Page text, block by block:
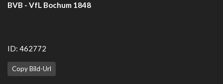
BVB - VfL Bochum 1848
ID: 462772
Copy Bild-Url